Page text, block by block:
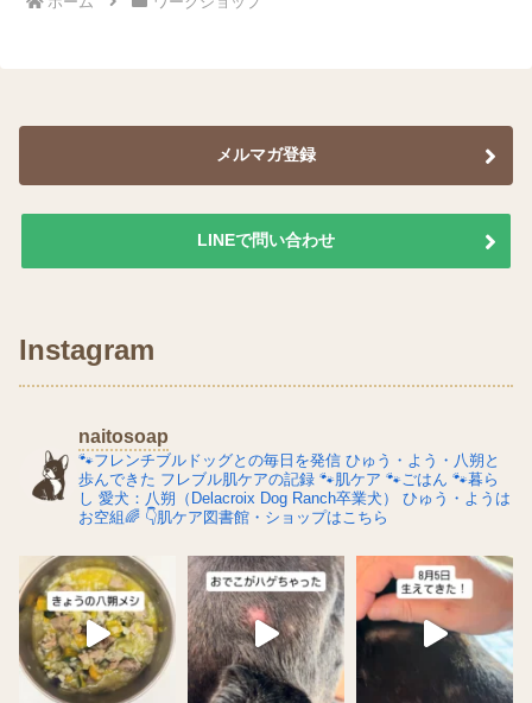
メルマガ登録
LINEで問い合わせ
Instagram
naitosoap
🐾フレンチブルドッグとの毎日を発信 ひゅう・よう・八朔と
歩んできた フレブル肌ケアの記録 🐾肌ケア 🐾ごはん 🐾暮ら
し 愛犬：八朔（Delacroix Dog Ranch卒業犬）
ひゅう・ようは
お空組🌈 👇肌ケア図書館・ショップはこちら